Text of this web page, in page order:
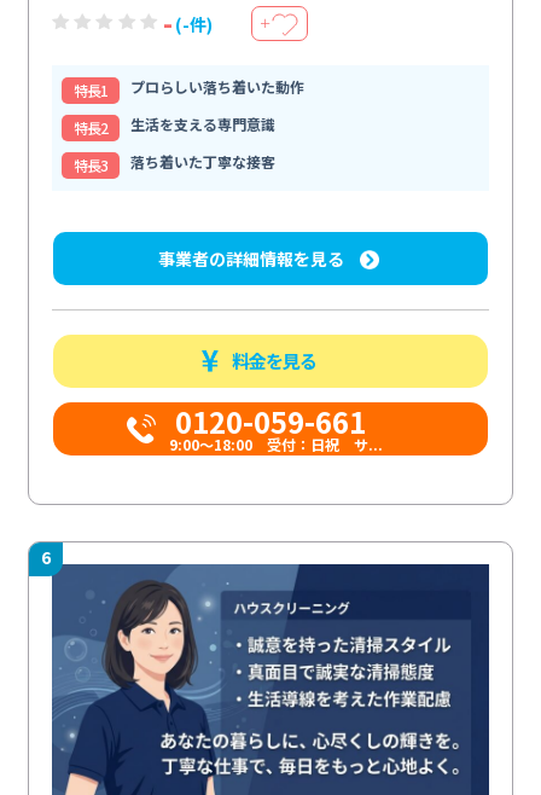
- (-件) ＋
特⻑1
プロらしい落ち着いた動作
特⻑2
生活を支える専門意識
特⻑3
落ち着いた丁寧な接客
事業者の詳細情報を見る
料金を見る
0120-059-661
9:00〜18:00 受付：日祝 サ...
6